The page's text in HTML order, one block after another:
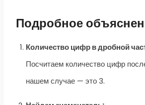
Подробное
Количество цифр в дробной
Посчитаем количество цифр
нашем случае — это 3.